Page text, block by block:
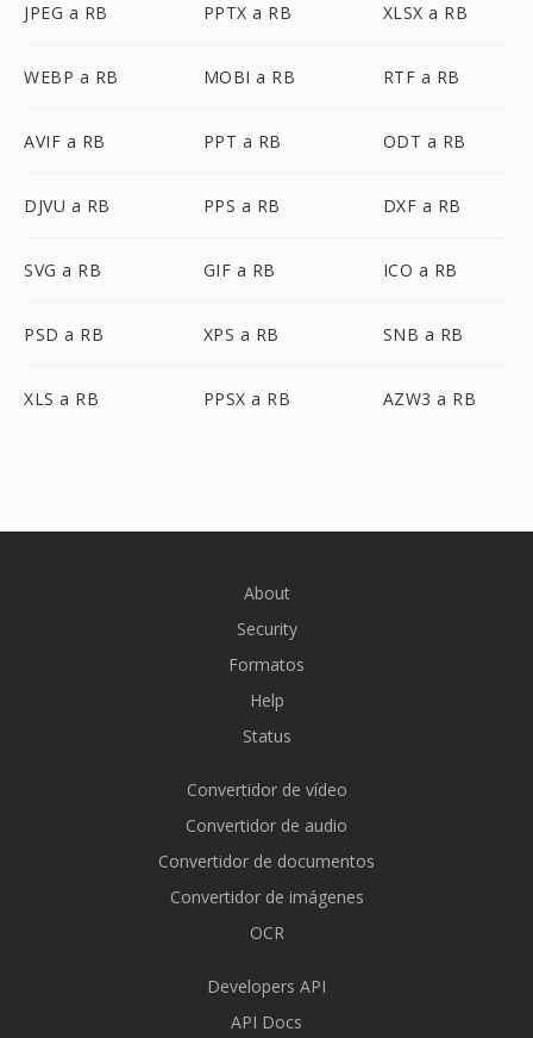
JPEG a RB PPTX a RB XLSX a RB
WEBP a RB MOBI a RB RTF a RB
AVIF a RB PPT a RB ODT a RB
DJVU a RB PPS a RB DXF a RB
SVG a RB GIF a RB ICO a RB
PSD a RB XPS a RB SNB a RB
XLS a RB PPSX a RB AZW3 a RB
About
Security
Formatos
Help
Status
Convertidor de vídeo
Convertidor de audio
Convertidor de documentos
Convertidor de imágenes
OCR
Developers API
API Docs